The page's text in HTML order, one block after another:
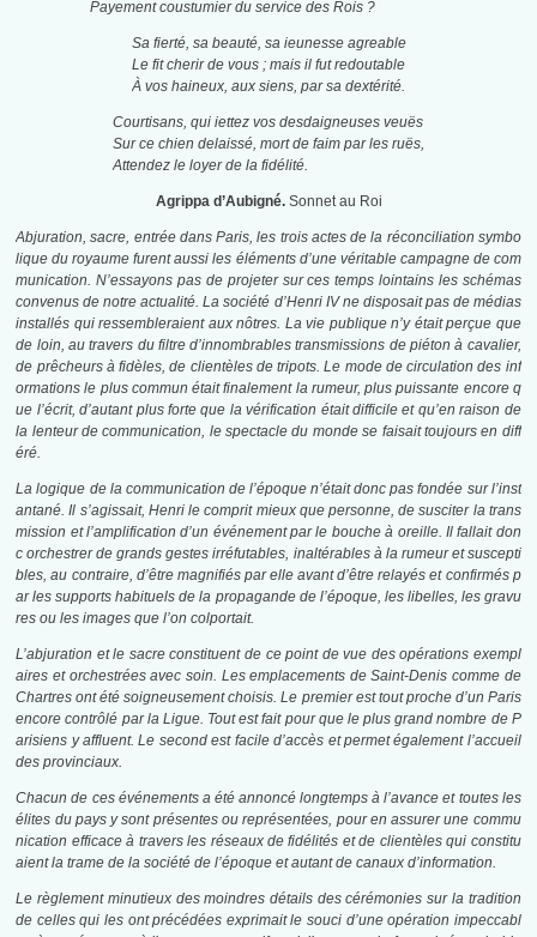
Payement coustumier du service des Rois ?
Sa fierté, sa beauté, sa ieunesse agreable
Le fit cherir de vous ; mais il fut redoutable
À vos haineux, aux siens, par sa dextérité.
Courtisans, qui iettez vos desdaigneuses veuës
Sur ce chien delaissé, mort de faim par les ruës,
Attendez le loyer de la fidélité.
Agrippa d’Aubigné.Sonnet au Roi
Abjuration, sacre, entrée dans Paris, les trois actes de la réconciliation symbo
lique du royaume furent aussi les éléments d’une véritable campagne de com
munication. N’essayons pas de projeter sur ces temps lointains les schémas
convenus de notre actualité. La société d’Henri IV ne disposait pas de médias
installés qui ressembleraient aux nôtres. La vie publique n’y était perçue que
de loin, au travers du filtre d’innombrables transmissions de piéton à cavalier,
de prêcheurs à fidèles, de clientèles de tripots. Le mode de circulation des inf
ormations le plus commun était finalement la rumeur, plus puissante encore q
ue l’écrit, d’autant plus forte que la vérification était difficile et qu’en raison de
la lenteur de communication, le spectacle du monde se faisait toujours en diff
éré.
La logique de la communication de l’époque n’était donc pas fondée sur l’inst
antané. Il s’agissait, Henri le comprit mieux que personne, de susciter la trans
mission et l’amplification d’un événement par le bouche à oreille. Il fallait don
c orchestrer de grands gestes irréfutables, inaltérables à la rumeur et suscepti
bles, au contraire, d’être magnifiés par elle avant d’être relayés et confirmés p
ar les supports habituels de la propagande de l’époque, les libelles, les gravu
res ou les images que l’on colportait.
L’abjuration et le sacre constituent de ce point de vue des opérations exempl
aires et orchestrées avec soin. Les emplacements de Saint-Denis comme de
Chartres ont été soigneusement choisis. Le premier est tout proche d’un Paris
encore contrôlé par la Ligue. Tout est fait pour que le plus grand nombre de P
arisiens y affluent. Le second est facile d’accès et permet également l’accueil
des provinciaux.
Chacun de ces événements a été annoncé longtemps à l’avance et toutes les
élites du pays y sont présentes ou représentées, pour en assurer une commu
nication efficace à travers les réseaux de fidélités et de clientèles qui constitu
aient la trame de la société de l’époque et autant de canaux d’information.
Le règlement minutieux des moindres détails des cérémonies sur la tradition
de celles qui les ont précédées exprimait le souci d’une opération impeccabl